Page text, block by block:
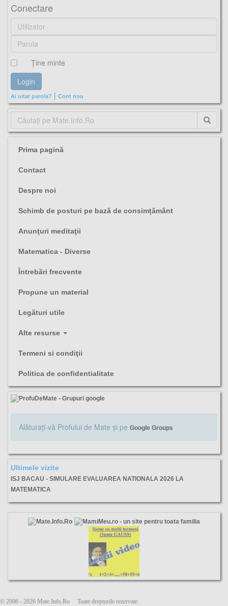
Conectare
Ţine minte
Ai uitat parola? | Cont nou
Prima pagină
Contact
Despre noi
Schimb de posturi pe bază de consimțământ
Anunţuri meditaţii
Matematica - Diverse
Întrebări frecvente
Propune un material
Legături utile
Alte resurse
Termeni si condiţii
Politica de confidentialitate
Alăturaţi-vă Profului de Mate şi pe Google Groups
Ultimele vizite
ISJ BACAU - SIMULARE EVALUAREA NATIONALA 2026 LA
MATEMATICA
© 2006 - 2026 Mate.Info.Ro Toate drepturile rezervate.